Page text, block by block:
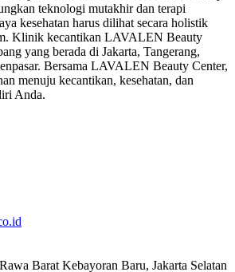
teknologi mutakhir dan terapi
kesehatan harus dilihat secara holistik
Klinik kecantikan LAVALEN Beauty
yang berada di Jakarta, Tangerang,
Bersama LAVALEN Beauty Center,
menuju kecantikan, kesehatan, dan
Anda.
Barat Kebayoran Baru, Jakarta Selatan